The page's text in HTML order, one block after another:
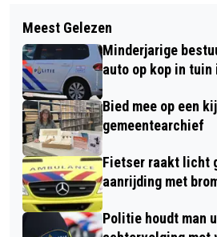
SPEUREN NAAR WILD
NATUURCENTRUM
WERKBEZOEK
DE HEER AAN DE
DONNERSCHOOL
Meest Gelezen
Minderjarige
auto op kop in
Bied mee op een
gemeentearchief
Fietser raakt licht
aanrijding met
Politie houdt man